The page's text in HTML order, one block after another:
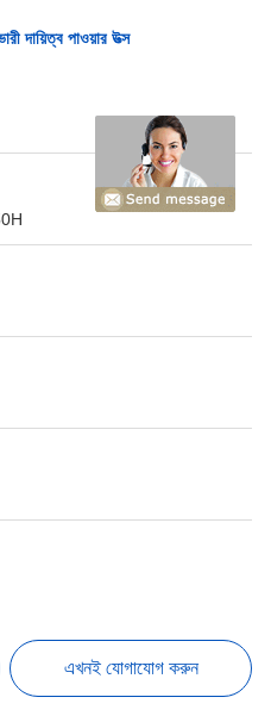
দায়িত্ব পাওয়ার উত্স
এখনই যোগাযোগ করুন